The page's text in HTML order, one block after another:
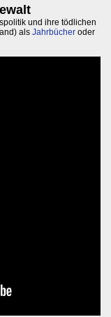
und ihre tödlichen
als Jahrbücher oder